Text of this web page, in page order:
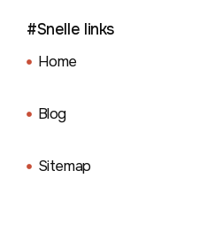
#Snelle links
Home
Blog
Sitemap